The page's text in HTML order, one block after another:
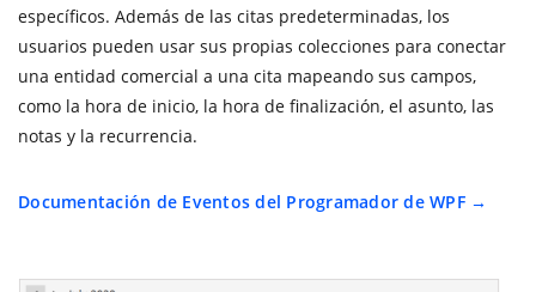
específicos. Además de las citas predeterminadas, los
usuarios pueden usar sus propias colecciones para conectar
una entidad comercial a una cita mapeando sus campos,
como la hora de inicio, la hora de finalización, el asunto, las
notas y la recurrencia.
Documentación de Eventos del Programador de WPF